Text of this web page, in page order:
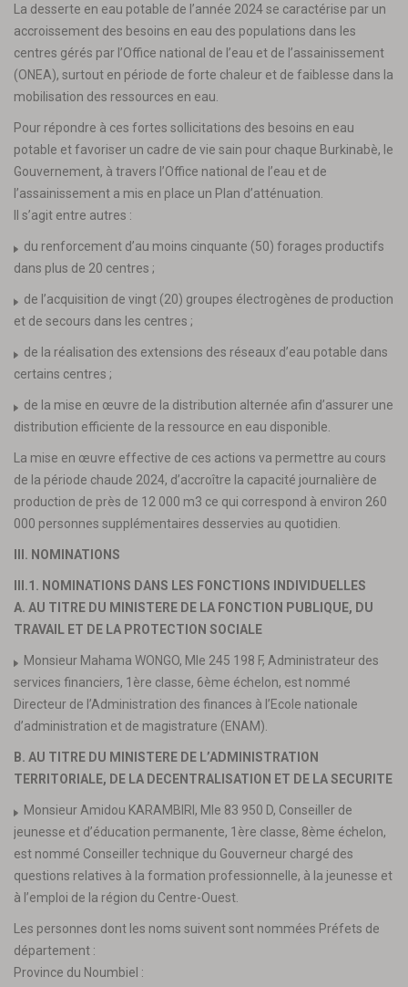
La desserte en eau potable de l’année 2024 se caractérise par un
accroissement des besoins en eau des populations dans les
centres gérés par l’Office national de l’eau et de l’assainissement
(ONEA), surtout en période de forte chaleur et de faiblesse dans la
mobilisation des ressources en eau.
Pour répondre à ces fortes sollicitations des besoins en eau
potable et favoriser un cadre de vie sain pour chaque Burkinabè, le
Gouvernement, à travers l’Office national de l’eau et de
l’assainissement a mis en place un Plan d’atténuation.
Il s’agit entre autres :
du renforcement d’au moins cinquante (50) forages productifs
dans plus de 20 centres ;
de l’acquisition de vingt (20) groupes électrogènes de production
et de secours dans les centres ;
de la réalisation des extensions des réseaux d’eau potable dans
certains centres ;
de la mise en œuvre de la distribution alternée afin d’assurer une
distribution efficiente de la ressource en eau disponible.
La mise en œuvre effective de ces actions va permettre au cours
de la période chaude 2024, d’accroître la capacité journalière de
production de près de 12 000 m3 ce qui correspond à environ 260
000 personnes supplémentaires desservies au quotidien.
III. NOMINATIONS
III.1. NOMINATIONS DANS LES FONCTIONS INDIVIDUELLES
A. AU TITRE DU MINISTERE DE LA FONCTION PUBLIQUE, DU
TRAVAIL ET DE LA PROTECTION SOCIALE
Monsieur Mahama WONGO, Mle 245 198 F, Administrateur des
services financiers, 1ère classe, 6ème échelon, est nommé
Directeur de l’Administration des finances à l’Ecole nationale
d’administration et de magistrature (ENAM).
B. AU TITRE DU MINISTERE DE L’ADMINISTRATION
TERRITORIALE, DE LA DECENTRALISATION ET DE LA SECURITE
Monsieur Amidou KARAMBIRI, Mle 83 950 D, Conseiller de
jeunesse et d’éducation permanente, 1ère classe, 8ème échelon,
est nommé Conseiller technique du Gouverneur chargé des
questions relatives à la formation professionnelle, à la jeunesse et
à l’emploi de la région du Centre-Ouest.
Les personnes dont les noms suivent sont nommées Préfets de
département :
Province du Noumbiel :